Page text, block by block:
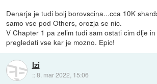
Denarja je tudi bolj borovscina...cca 10K
samo vse pod Others, orozja se nic.
V Chapter 1 pa zelim tudi sam ostati cim dlje
pregledati vse kar je mozno. Epic!
Izi
::8. mar 2022, 15:06